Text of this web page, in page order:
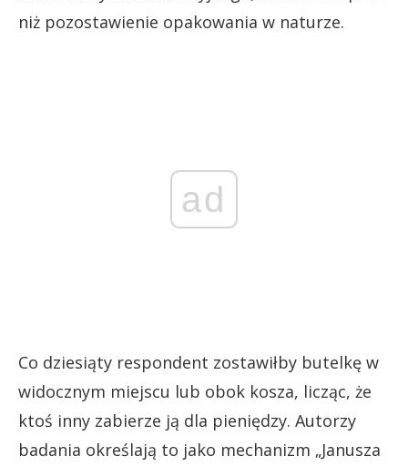
niż pozostawienie opakowania w naturze.
ad
Co dziesiąty respondent zostawiłby butelkę w
widocznym miejscu lub obok kosza, licząc, że
ktoś inny zabierze ją dla pieniędzy. Autorzy
badania określają to jako mechanizm „Janusza